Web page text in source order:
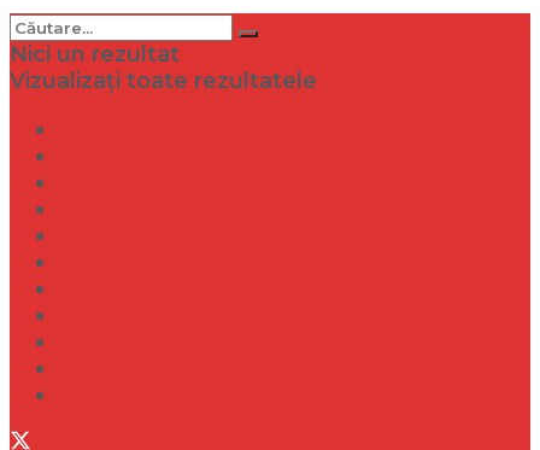
Nici un rezultat
Vizualizați toate rezultatele